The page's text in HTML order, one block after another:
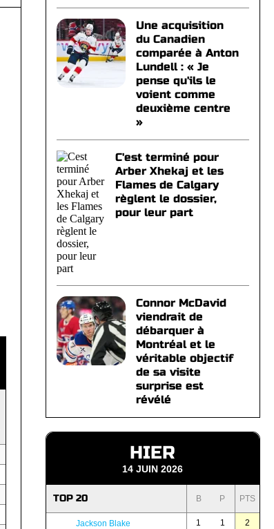
Une acquisition
du Canadien
comparée à Anton
Lundell : « Je
pense qu'ils le
voient comme
deuxième centre
»
C'est terminé pour
Arber Xhekaj et les
Flames de Calgary
règlent le dossier,
pour leur part
Connor McDavid
viendrait de
débarquer à
Montréal et le
véritable objectif
de sa visite
surprise est
révélé
HIER
14 JUIN 2026
TOP 20 B P PTS
Jackson Blake 1 1 2